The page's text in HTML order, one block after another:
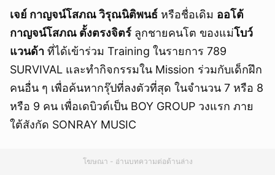
เจย์ กาญจน์โสภณ วิรุณนิติพนธ์ หรือชื่อเดิม ออโต้
กาญจน์โสภณ ตั้งตรงจิตร์ ลูกชายคนโต ของแม่โบว์
แวนด้า ที่ได้เข้าร่วม Training ในรายการ 789
SURVIVAL และทำกิจกรรมใน Mission ร่วมกับเด็กฝึก
คนอื่น ๆ เพื่อค้นหากรุ๊ปที่ลงตัวที่สุด ในจำนวน 7 หรือ 8
หรือ 9 คน เพื่อเดบิวต์เป็น BOY GROUP วงแรก ภาย
ใต้สังกัด SONRAY MUSIC
โฆษณา - อ่านบทความต่อด้านล่าง